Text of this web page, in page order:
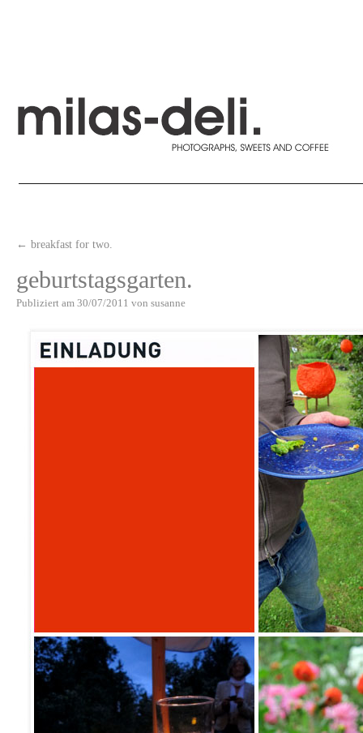
← breakfast for two.
geburtstagsgarten.
Publiziert am 30/07/2011 von susanne